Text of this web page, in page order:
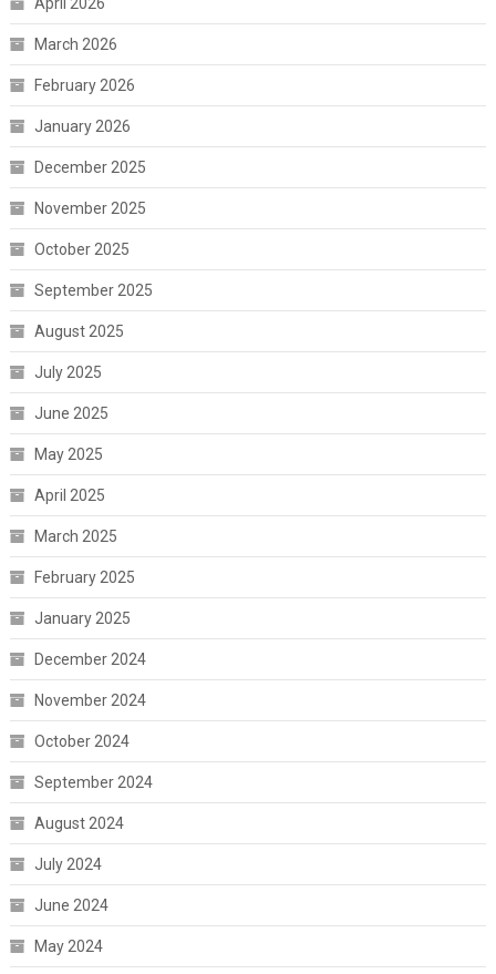
April 2026
March 2026
February 2026
January 2026
December 2025
November 2025
October 2025
September 2025
August 2025
July 2025
June 2025
May 2025
April 2025
March 2025
February 2025
January 2025
December 2024
November 2024
October 2024
September 2024
August 2024
July 2024
June 2024
May 2024